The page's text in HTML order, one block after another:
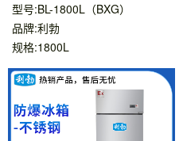
型号:BL-1800L（BXG）
品牌:利勃
规格:1800L